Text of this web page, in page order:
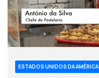
ESTADOS UNIDOS DA AMÉRICA